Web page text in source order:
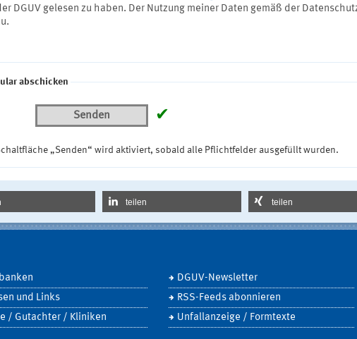
DGUV gelesen zu haben. Der Nutzung meiner Daten gemäß der
abschicken
Senden ✔
„Senden“ wird aktiviert, sobald alle Pflichtfelder ausgefüllt wurden.
teilen teilen
und Links
/ Gutachter / Kliniken
DGUV-Newsletter
RSS-Feeds abonnieren
Unfallanzeige / Formtexte